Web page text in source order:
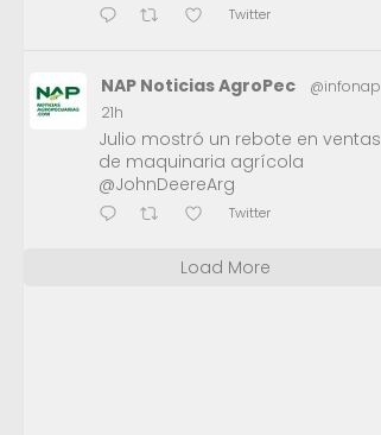
Twitter
NAP Noticias AgroPec @infonap
21h
Julio mostró un rebote en ventas
de maquinaria agrícola
@JohnDeereArg
Twitter
Load More